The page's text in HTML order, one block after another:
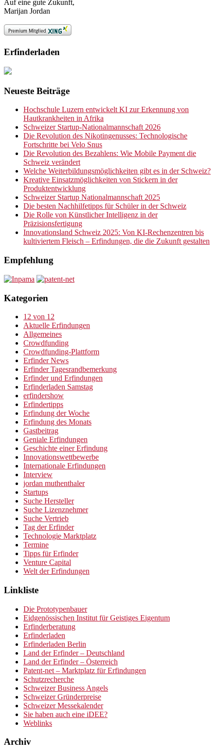
Auf eine gute Zukunft,
Marijan Jordan
Erfinderladen
Neueste Beiträge
Hochschule Luzern entwickelt KI zur Erkennung von
Hautkrankheiten in Afrika
Schweizer Startup-Nationalmannschaft 2026
Die Revolution des Nikotingenusses: Technologische
Fortschritte bei Velo Snus
Die Revolution des Bezahlens: Wie Mobile Payment die
Schweiz verändert
Welche Weiterbildungsmöglichkeiten gibt es in der Schweiz?
Kreative Einsatzmöglichkeiten von Stickern in der
Produktentwicklung
Schweizer Startup Nationalmannschaft 2025
Die besten Nachhilfetipps für Schüler in der Schweiz
Die Rolle von Künstlicher Intelligenz in der
Präzisionsfertigung
Innovationsland Schweiz 2025: Von KI-Rechenzentren bis
kultiviertem Fleisch – Erfindungen, die die Zukunft gestalten
Empfehlung
Kategorien
12 von 12
Aktuelle Erfindungen
Allgemeines
Crowdfunding
Crowdfunding-Plattform
Erfinder News
Erfinder Tagesrandbemerkung
Erfinder und Erfindungen
Erfinderladen Samstag
erfindershow
Erfindertipps
Erfindung der Woche
Erfindung des Monats
Gastbeitrag
Geniale Erfindungen
Geschichte einer Erfindung
Innovationswettbewerbe
Internationale Erfindungen
Interview
jordan muthenthaler
Startups
Suche Hersteller
Suche Lizenznehmer
Suche Vertrieb
Tag der Erfinder
Technologie Marktplatz
Termine
Tipps für Erfinder
Venture Capital
Welt der Erfindungen
Linkliste
Die Prototypenbauer
Eidgenössischen Institut für Geistiges Eigentum
Erfinderberatung
Erfinderladen
Erfinderladen Berlin
Land der Erfinder – Deutschland
Land der Erfinder – Österreich
Patent-net – Marktplatz für Erfindungen
Schutzrecherche
Schweizer Business Angels
Schweizer Gründerpreise
Schweizer Messekalender
Sie haben auch eine iDEE?
Weblinks
Archiv